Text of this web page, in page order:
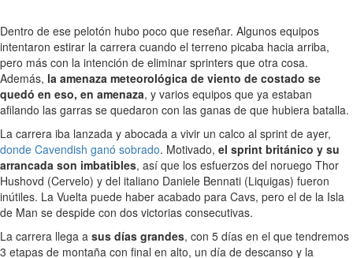
Dentro de ese pelotón hubo poco que reseñar. Algunos equipos
intentaron estirar la carrera cuando el terreno picaba hacia arriba,
pero más con la intención de eliminar sprinters que otra cosa.
Además, la amenaza meteorológica de viento de costado se
quedó en eso, en amenaza, y varios equipos que ya estaban
afilando las garras se quedaron con las ganas de que hubiera batalla.
La carrera iba lanzada y abocada a vivir un calco al sprint de ayer,
donde Cavendish ganó sobrado. Motivado, el sprint británico y su
arrancada son imbatibles, así que los esfuerzos del noruego Thor
Hushovd (Cervelo) y del italiano Daniele Bennati (Liquigas) fueron
inútiles. La Vuelta puede haber acabado para Cavs, pero el de la Isla
de Man se despide con dos victorias consecutivas.
La carrera llega a sus días grandes, con 5 días en el que tendremos
3 etapas de montaña con final en alto, un día de descanso y la